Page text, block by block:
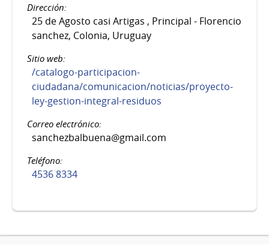
Dirección:
25 de Agosto casi Artigas , Principal - Florencio
sanchez, Colonia, Uruguay
Sitio web:
/catalogo-participacion-
ciudadana/comunicacion/noticias/proyecto-
ley-gestion-integral-residuos
Correo electrónico:
sanchezbalbuena@gmail.com
Teléfono:
4536 8334